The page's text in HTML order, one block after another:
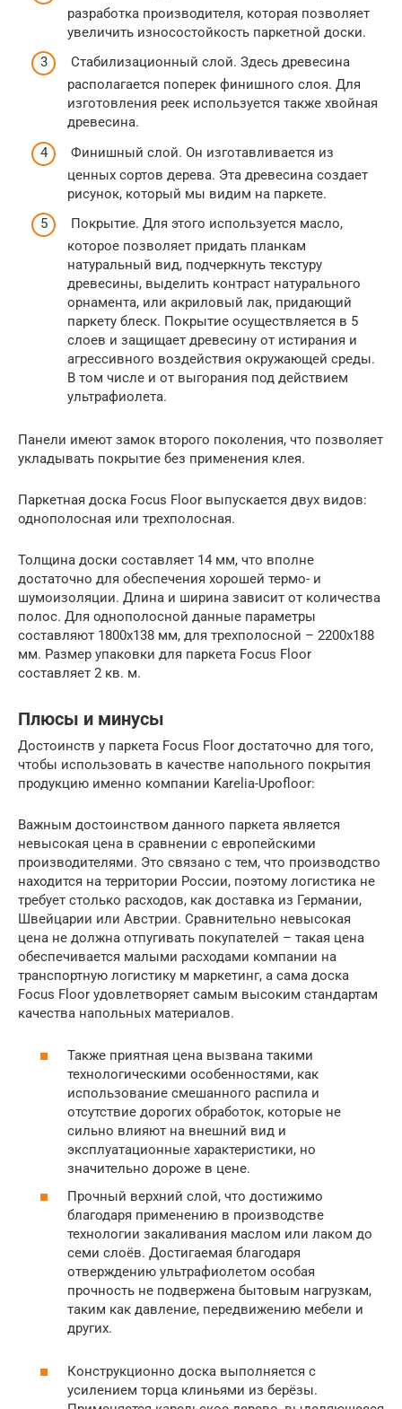
разработка производителя, которая позволяет
увеличить износостойкость паркетной доски.
Стабилизационный слой. Здесь древесина
располагается поперек финишного слоя. Для
изготовления реек используется также хвойная
древесина.
Финишный слой. Он изготавливается из
ценных сортов дерева. Эта древесина создает
рисунок, который мы видим на паркете.
Покрытие. Для этого используется масло,
которое позволяет придать планкам
натуральный вид, подчеркнуть текстуру
древесины, выделить контраст натурального
орнамента, или акриловый лак, придающий
паркету блеск. Покрытие осуществляется в 5
слоев и защищает древесину от истирания и
агрессивного воздействия окружающей среды.
В том числе и от выгорания под действием
ультрафиолета.
Панели имеют замок второго поколения, что позволяет
укладывать покрытие без применения клея.
Паркетная доска Focus Floor выпускается двух видов:
однополосная или трехполосная.
Толщина доски составляет 14 мм, что вполне
достаточно для обеспечения хорошей термо- и
шумоизоляции. Длина и ширина зависит от количества
полос. Для однополосной данные параметры
составляют 1800х138 мм, для трехполосной – 2200х188
мм. Размер упаковки для паркета Focus Floor
составляет 2 кв. м.
Плюсы и минусы
Достоинств у паркета Focus Floor достаточно для того,
чтобы использовать в качестве напольного покрытия
продукцию именно компании Karelia-Upofloor:
Важным достоинством данного паркета является
невысокая цена в сравнении с европейскими
производителями. Это связано с тем, что производство
находится на территории России, поэтому логистика не
требует столько расходов, как доставка из Германии,
Швейцарии или Австрии. Сравнительно невысокая
цена не должна отпугивать покупателей – такая цена
обеспечивается малыми расходами компании на
транспортную логистику м маркетинг, а сама доска
Focus Floor удовлетворяет самым высоким стандартам
качества напольных материалов.
Также приятная цена вызвана такими
технологическими особенностями, как
использование смешанного распила и
отсутствие дорогих обработок, которые не
сильно влияют на внешний вид и
эксплуатационные характеристики, но
значительно дороже в цене.
Прочный верхний слой, что достижимо
благодаря применению в производстве
технологии закаливания маслом или лаком до
семи слоёв. Достигаемая благодаря
отверждению ультрафиолетом особая
прочность не подвержена бытовым нагрузкам,
таким как давление, передвижению мебели и
других.
Конструкционно доска выполняется с
усилением торца клиньями из берёзы.